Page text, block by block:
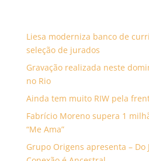
Liesa moderniza banco de
seleção de jurados
Gravação realizada neste
no Rio
Ainda tem muito RIW pela
Fabrício Moreno supera 1
“Me Ama”
Grupo Origens apresenta – Do